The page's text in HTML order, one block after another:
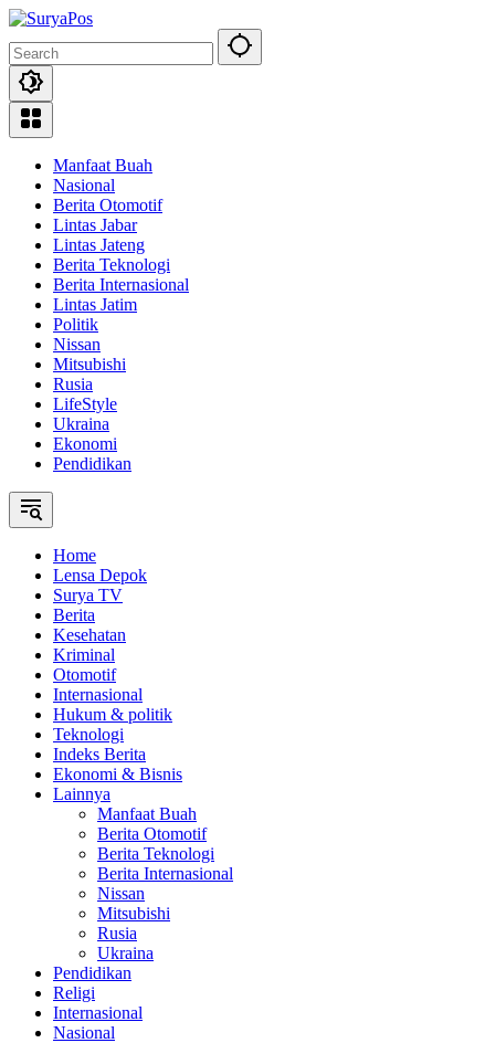
Skip
content
Manfaat Buah
Nasional
Berita Otomotif
Lintas Jabar
Lintas Jateng
Berita Teknologi
Berita Internasional
Lintas Jatim
Politik
Nissan
Mitsubishi
Rusia
LifeStyle
Ukraina
Ekonomi
Pendidikan
Home
Lensa Depok
Surya TV
Berita
Kesehatan
Kriminal
Otomotif
Internasional
Hukum & politik
Teknologi
Indeks Berita
Ekonomi & Bisnis
Lainnya
Manfaat Buah
Berita Otomotif
Berita Teknologi
Berita Internasional
Nissan
Mitsubishi
Rusia
Ukraina
Pendidikan
Religi
Internasional
Nasional